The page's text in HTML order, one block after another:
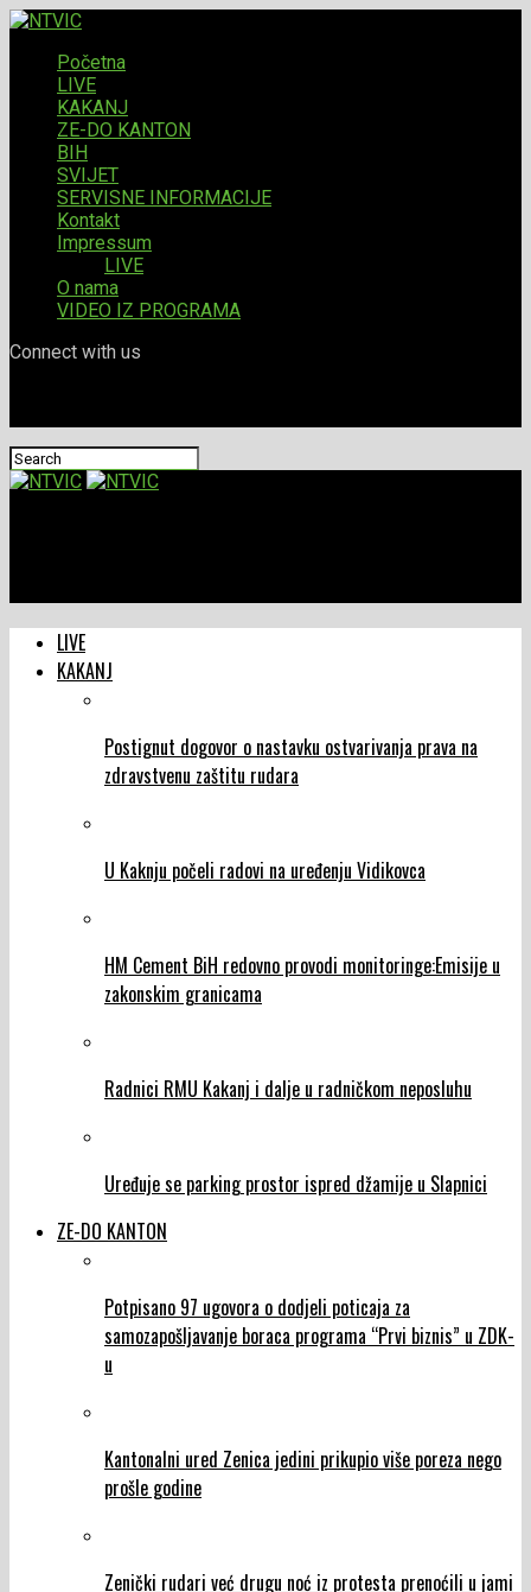
Početna
LIVE
KAKANJ
ZE-DO KANTON
BIH
SVIJET
SERVISNE INFORMACIJE
Kontakt
Impressum
LIVE
O nama
VIDEO IZ PROGRAMA
Connect with us
LIVE
KAKANJ
Postignut dogovor o nastavku ostvarivanja prava na
zdravstvenu zaštitu rudara
U Kaknju počeli radovi na uređenju Vidikovca
HM Cement BiH redovno provodi monitoringe:Emisije u
zakonskim granicama
Radnici RMU Kakanj i dalje u radničkom neposluhu
Uređuje se parking prostor ispred džamije u Slapnici
ZE-DO KANTON
Potpisano 97 ugovora o dodjeli poticaja za
samozapošljavanje boraca programa “Prvi biznis” u ZDK-
u
Kantonalni ured Zenica jedini prikupio više poreza nego
prošle godine
Zenički rudari već drugu noć iz protesta prenoćili u jami